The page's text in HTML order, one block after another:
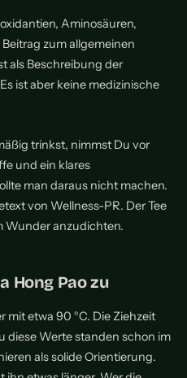
Aminosäuren,
zum allgemeinen
als Beschreibung der
ist aber keine medizinische
trinkst, nimmst Du vor
und ein klares
man daraus nicht machen.
von Wellness-PR. Der Tee
Wunder anzudichten.
Hong Pao zu
mit etwa 90 °C. Die Ziehzeit
diese Werte standen schon im
als solide Orientierung.